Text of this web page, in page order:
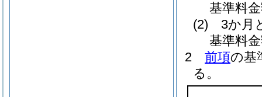
基準料
(2)
3か月
基準料
2
前項の基
る。